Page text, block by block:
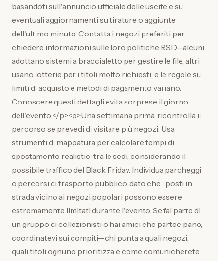
basandoti sull'annuncio ufficiale delle uscite e su
eventuali aggiornamenti su tirature o aggiunte
dell'ultimo minuto. Contatta i negozi preferiti per
chiedere informazioni sulle loro politiche RSD—alcuni
adottano sistemi a braccialetto per gestire le file, altri
usano lotterie per i titoli molto richiesti, e le regole su
limiti di acquisto e metodi di pagamento variano.
Conoscere questi dettagli evita sorprese il giorno
dell'evento.</p><p>Una settimana prima, ricontrolla il
percorso se prevedi di visitare più negozi. Usa
strumenti di mappatura per calcolare tempi di
spostamento realistici tra le sedi, considerando il
possibile traffico del Black Friday. Individua parcheggi
o percorsi di trasporto pubblico, dato che i posti in
strada vicino ai negozi popolari possono essere
estremamente limitati durante l'evento. Se fai parte di
un gruppo di collezionisti o hai amici che partecipano,
coordinatevi sui compiti—chi punta a quali negozi,
quali titoli ognuno prioritizza e come comunicherete